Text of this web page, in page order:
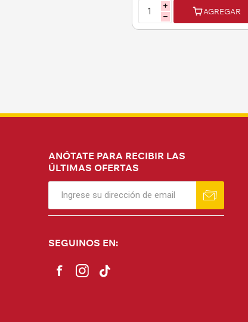
i
h
AGREGAR
ANÓTATE PARA RECIBIR LAS
ÚLTIMAS OFERTAS
SEGUINOS EN: